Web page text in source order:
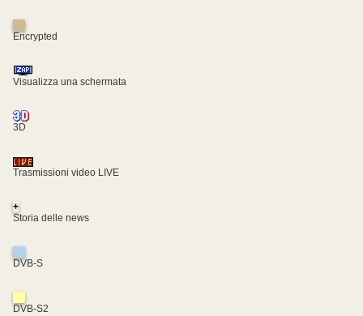
Encrypted
Visualizza una schermata
3D
Trasmissioni video LIVE
+
Storia delle news
DVB-S
DVB-S2